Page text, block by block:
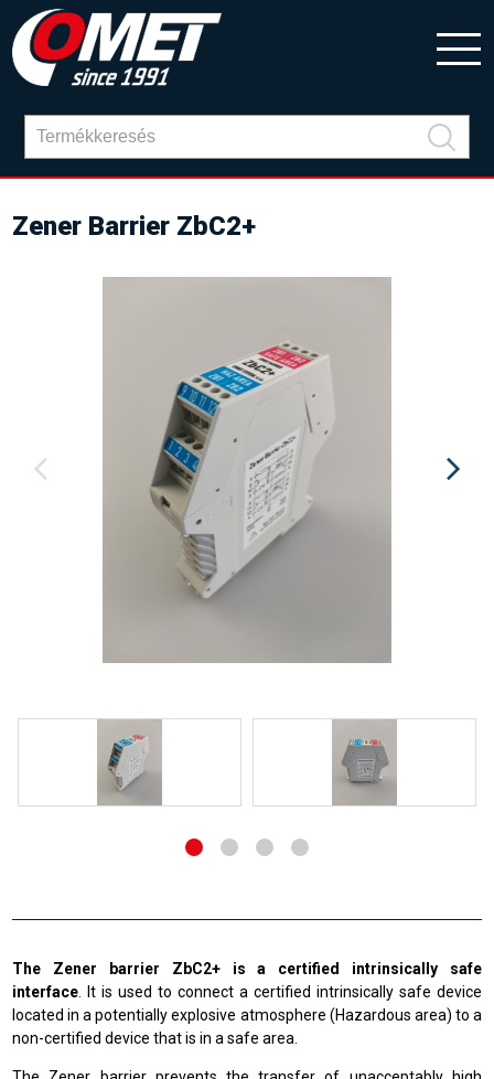
Zener Barrier ZbC2+
The Zener barrier ZbC2+ is a certified intrinsically safe
interface . It is used to connect a certified intrinsically safe device
located in a potentially explosive atmosphere (Hazardous area) to a
non-certified device that is in a safe area.